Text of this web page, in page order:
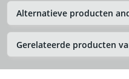
Alternatieve producten
Gerelateerde producten